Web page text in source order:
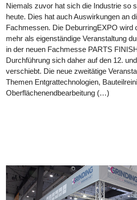
Niemals zuvor hat sich die Industrie so
heute. Dies hat auch Auswirkungen an
Fachmessen. Die DeburringEXPO wird
mehr als eigenständige Veranstaltung
in der neuen Fachmesse PARTS
Durchführung sich daher auf den 12.
verschiebt. Die neue zweitätige
Themen Entgrattechnologien,
Oberflächenendbearbeitung (…)